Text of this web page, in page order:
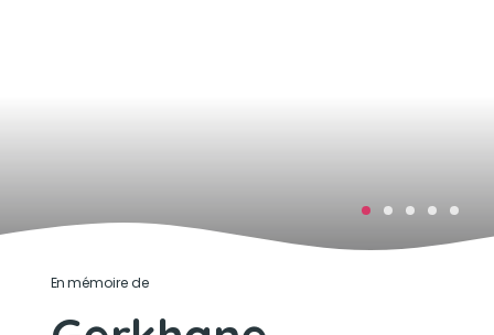
En mémoire de